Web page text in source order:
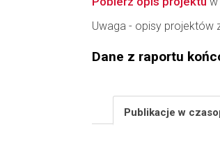
Uwaga - opisy projektów
Dane z raportu
Publikacje w